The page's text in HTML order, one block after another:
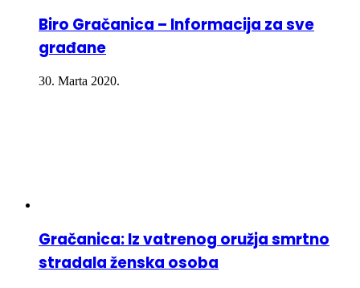
Biro Gračanica – Informacija za sve
građane
30. Marta 2020.
Gračanica: Iz vatrenog oružja smrtno
stradala ženska osoba